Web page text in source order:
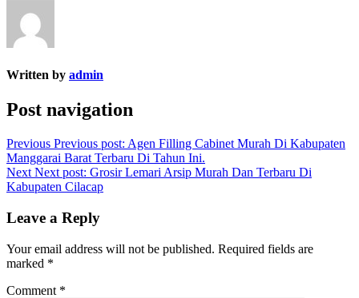
Written by admin
Post navigation
Previous Previous post: Agen Filling Cabinet Murah Di Kabupaten
Manggarai Barat Terbaru Di Tahun Ini.
Next Next post: Grosir Lemari Arsip Murah Dan Terbaru Di
Kabupaten Cilacap
Leave a Reply
Your email address will not be published. Required fields are
marked *
Comment *